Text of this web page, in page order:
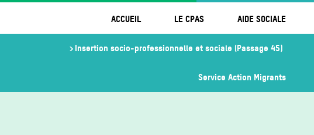
ACCUEIL LE CPAS AIDE SOCIALE
Insertion socio-professionnelle et sociale (Passage 45)
Service Action Migrants